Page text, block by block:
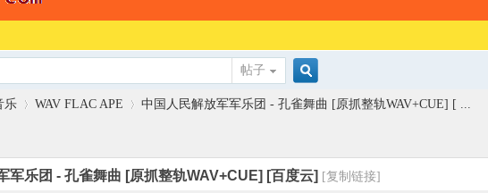
帖子
搜
索
乐
›
WAV FLAC APE
›
中国人民解放军军乐团 - 孔雀舞曲 [原抓整轨WAV+CUE] [ ...
军乐团 - 孔雀舞曲 [原抓整轨WAV+CUE] [百度云] [复制链接]